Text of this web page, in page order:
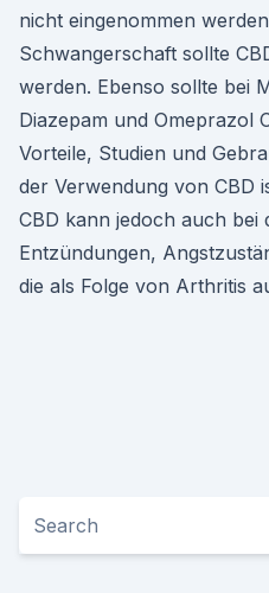
nicht eingenommen
Schwangerschaft sollte
werden. Ebenso sollte bei
Diazepam und Omeprazol
Vorteile, Studien und
der Verwendung von CBD
CBD kann jedoch auch bei
Entzündungen,
die als Folge von Arthritis